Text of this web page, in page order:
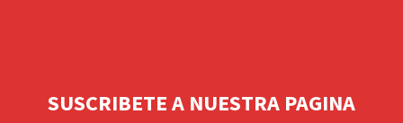
SUSCRIBETE A NUESTRA PAGINA